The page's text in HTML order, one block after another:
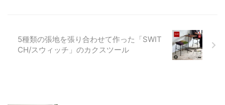
5種類の張地を張り合わせて作った「SWIT
CH/スウィッチ」のカクスツール